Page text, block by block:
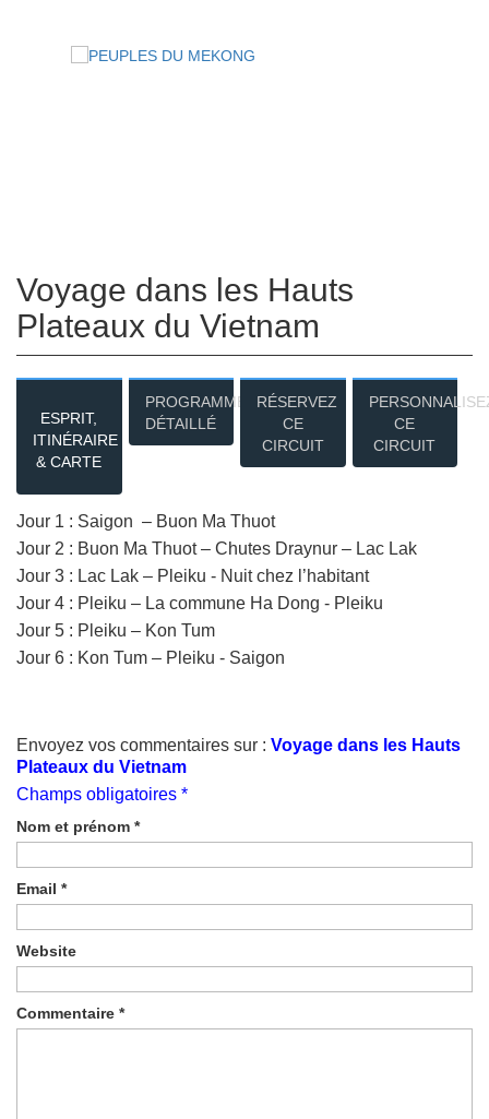
Voyage dans les Hauts
Plateaux du Vietnam
ESPRIT,
ITINÉRAIRE
& CARTE
PROGRAMME
DÉTAILLÉ
RÉSERVEZ
CE
CIRCUIT
CE
CIRCUIT
Jour 1 : Saigon – Buon Ma Thuot
Jour 2 : Buon Ma Thuot – Chutes Draynur – Lac Lak
Jour 3 : Lac Lak – Pleiku - Nuit chez l’habitant
Jour 4 : Pleiku – La commune Ha Dong - Pleiku
Jour 5 : Pleiku – Kon Tum
Jour 6 : Kon Tum – Pleiku - Saigon
Envoyez vos commentaires sur : Voyage dans les Hauts
Plateaux du Vietnam
Champs obligatoires *
Nom et prénom *
Email *
Website
Commentaire *